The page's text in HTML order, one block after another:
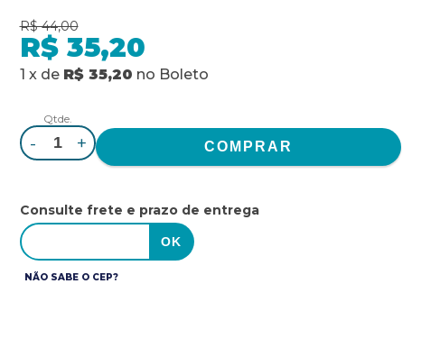
R$ 44,00
R$ 35,20
1 x de R$ 35,20 no Boleto
Qtde.
- +
Consulte frete e prazo de entrega
NÃO SABE O CEP?